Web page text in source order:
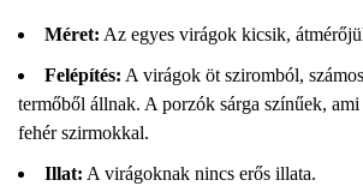
Méret: Az egyes virágok kicsik,
Felépítés: A virágok öt sziromból,
termőből állnak. A porzók sárga színűek,
fehér szirmokkal.
Illat: A virágoknak nincs erős illata.